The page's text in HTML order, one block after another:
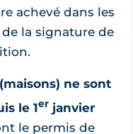
achevé dans les
la signature de
ne sont
le 1er janvier
le permis de